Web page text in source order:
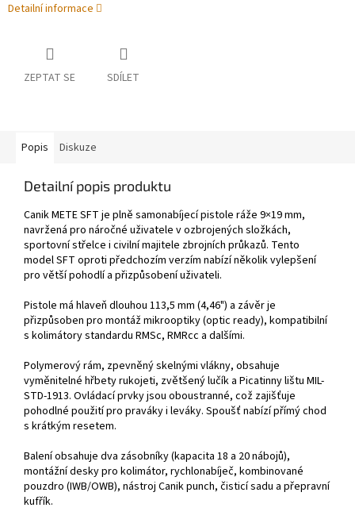
Detailní informace
ZEPTAT SE SDÍLET
Popis Diskuze
Detailní popis produktu
Canik METE SFT je plně samonabíjecí pistole ráže 9×19 mm,
navržená pro náročné uživatele v ozbrojených složkách,
sportovní střelce i civilní majitele zbrojních průkazů. Tento
model SFT oproti předchozím verzím nabízí několik vylepšení
pro větší pohodlí a přizpůsobení uživateli.
Pistole má hlaveň dlouhou 113,5 mm (4,46") a závěr je
přizpůsoben pro montáž mikrooptiky (optic ready), kompatibilní
s kolimátory standardu RMSc, RMRcc a dalšími.
Polymerový rám, zpevněný skelnými vlákny, obsahuje
vyměnitelné hřbety rukojeti, zvětšený lučík a Picatinny lištu MIL-
STD-1913. Ovládací prvky jsou oboustranné, což zajišťuje
pohodlné použití pro praváky i leváky. Spoušť nabízí přímý chod
s krátkým resetem.
Balení obsahuje dva zásobníky (kapacita 18 a 20 nábojů),
montážní desky pro kolimátor, rychlonabíječ, kombinované
pouzdro (IWB/OWB), nástroj Canik punch, čisticí sadu a přepravní
kufřík.